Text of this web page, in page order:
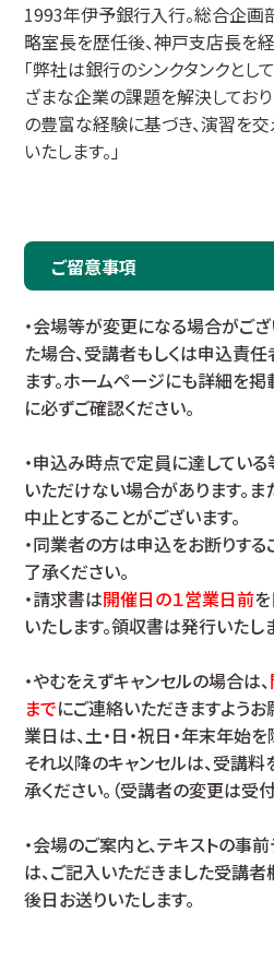
1993年伊予銀行入行。総合企画
略室長を歴任後、神戸支店長を経
「弊社は銀行のシンクタンクとし
ざまな企業の課題を解決しており
の豊富な経験に基づき、演習を
いたします。」
ご留意事項
・会場等が変更になる場合がご
た場合、受講者もしくは申込責
ます。ホームページにも詳細を
に必ずご確認ください。
・申込み時点で定員に達してい
いただけない場合があります。
中止とすることがございます。
・同業者の方は申込をお断りする
了承ください。
・請求書は開催日の１営業日前
いたします。領収書は発行いたし
・やむをえずキャンセルの場合は、
までにご連絡いただきますようお
業日は、土・日・祝日・年末年始を
それ以降のキャンセルは、受講
承ください。（受講者の変更は受付
・会場のご案内と、テキストの事
は、ご記入いただきました受講
後日お送りいたします。